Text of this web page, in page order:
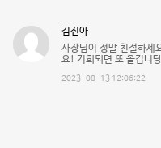
김진아
사장님이 정말 친절하세
요! 기회되면 또 올겁니당
2023-08-13 12:06:22